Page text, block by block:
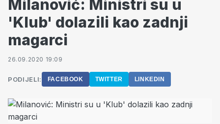
Milanović: Ministri su u
'Klub' dolazili kao zadnji
magarci
26.09.2020 19:09
PODIJELI: FACEBOOK TWITTER LINKEDIN